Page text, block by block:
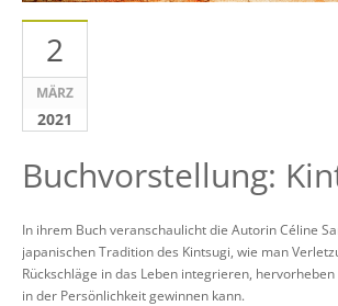
2
MÄRZ
2021
Buchvorstellung:
In ihrem Buch veranschaulicht die Autorin Céline
japanischen Tradition des Kintsugi, wie man
Rückschläge in das Leben integrieren,
in der Persönlichkeit gewinnen kann.